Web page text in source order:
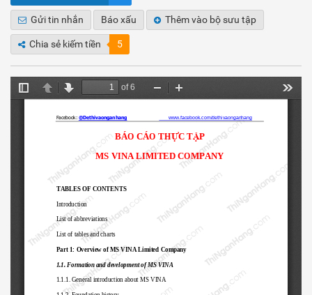
Gửi tin nhắn Báo xấu Thêm vào bộ sưu tập
Chia sẻ kiếm tiền 5